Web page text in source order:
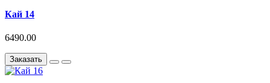
Кай 14
6490.00
Заказать